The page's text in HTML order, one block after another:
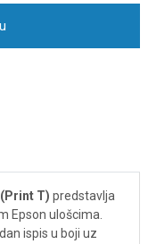
T) predstavlja
Epson ulošcima.
ispis u boji uz